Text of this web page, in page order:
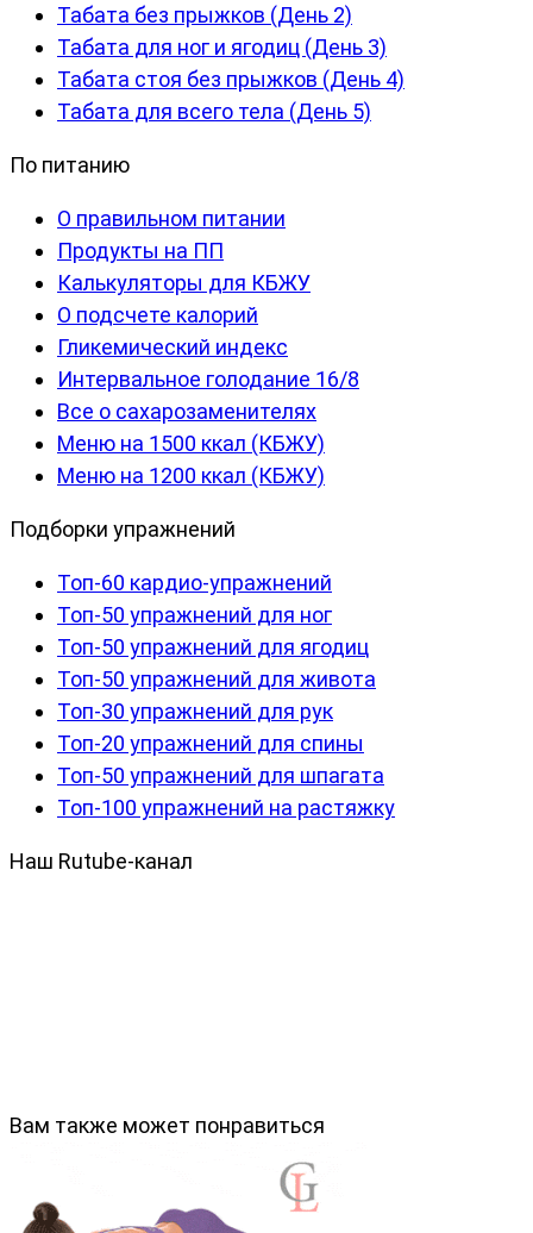
Табата без прыжков (День 2)
Табата для ног и ягодиц (День 3)
Табата стоя без прыжков (День 4)
Табата для всего тела (День 5)
По питанию
О правильном питании
Продукты на ПП
Калькуляторы для КБЖУ
О подсчете калорий
Гликемический индекс
Интервальное голодание 16/8
Все о сахарозаменителях
Меню на 1500 ккал (КБЖУ)
Меню на 1200 ккал (КБЖУ)
Подборки упражнений
Топ-60 кардио-упражнений
Топ-50 упражнений для ног
Топ-50 упражнений для ягодиц
Топ-50 упражнений для живота
Топ-30 упражнений для рук
Топ-20 упражнений для спины
Топ-50 упражнений для шпагата
Топ-100 упражнений на растяжку
Наш Rutube-канал
Вам также может понравиться